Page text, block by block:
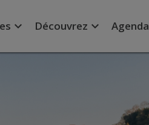
expand_more Découvrez expand_more Agenda